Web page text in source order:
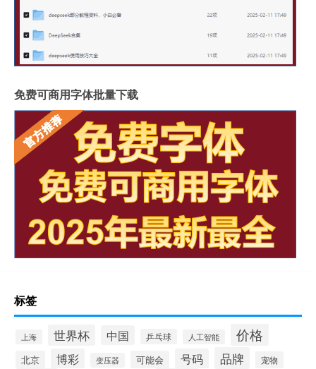
免费可商用字体批量下载
标签
上海 世界杯 中国 乒乓球 人工智能 价格
北京 博彩 变压器 可能会 号码 品牌 宠物